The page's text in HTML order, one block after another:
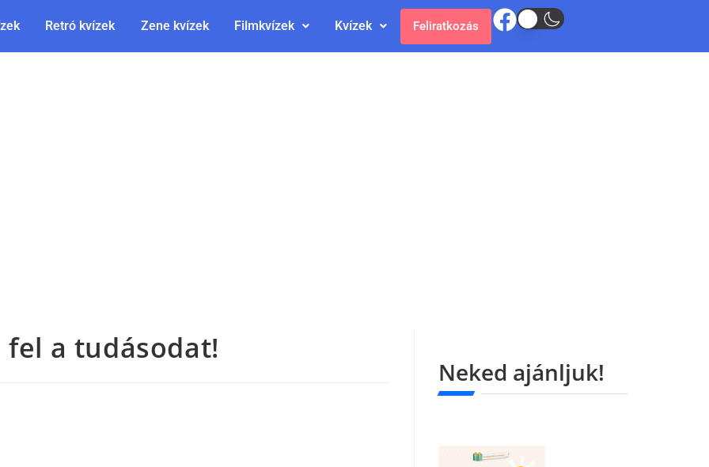
Retró kvízek Zene kvízek Filmkvízek Kvízek Feliratkozás
fel a tudásodat!
Neked ajánljuk!